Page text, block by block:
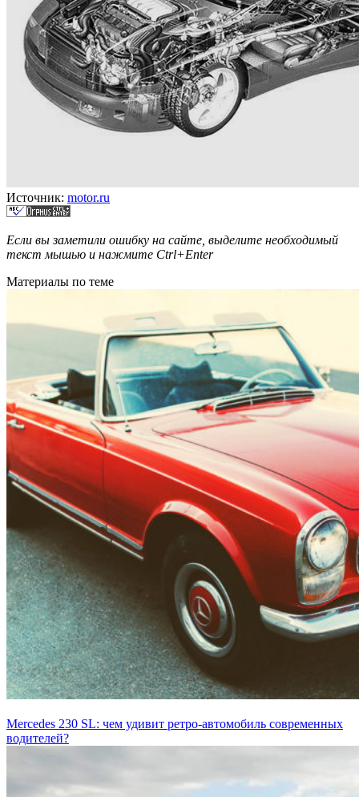
Источник: motor.ru
Если вы заметили ошибку на сайте, выделите необходимый
текст мышью и нажмите Ctrl+Enter
Материалы по теме
Mercedes 230 SL: чем удивит ретро-автомобиль современных
водителей?